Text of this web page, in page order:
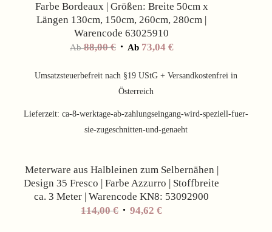
Farbe Bordeaux | Größen: Breite 50cm x
Längen 130cm, 150cm, 260cm, 280cm |
Warencode 63025910
Ab88,00€ Ab 73,04 €
Umsatzsteuerbefreit nach §19 UStG + Versandkostenfrei in
Österreich
Lieferzeit: ca-8-werktage-ab-zahlungseingang-wird-speziell-fuer-
sie-zugeschnitten-und-genaeht
Meterware aus Halbleinen zum Selbernähen |
Design 35 Fresco | Farbe Azzurro | Stoffbreite
ca. 3 Meter | Warencode KN8: 53092900
114,00€ Ursprünglicher
94,62€Aktueller